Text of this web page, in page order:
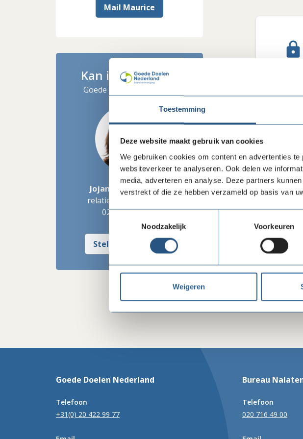
Toestemming
Deze website maakt gebruik van cookies
We gebruiken cookies om content en advertenties
websiteverkeer te analyseren. Ook delen we
media, adverteren en analyse. Deze partners
verstrekt of die ze hebben verzameld op basis van
Toestemmingsselectie
Noodzakelijk
Voorkeuren
Weigeren
lock
E-
Heb
te
Mail Maurice
Kan ik je helpen?
Goede Doelen Nederland
Jojanneke Brinkman
relatiemanager inkoop
020 - 422 99 77
Stel mij een vraag
Goede Doelen Nederland
Telefoon
+31(0) 20 422 99 77
Bureau
Telefoon
020 716 49 00